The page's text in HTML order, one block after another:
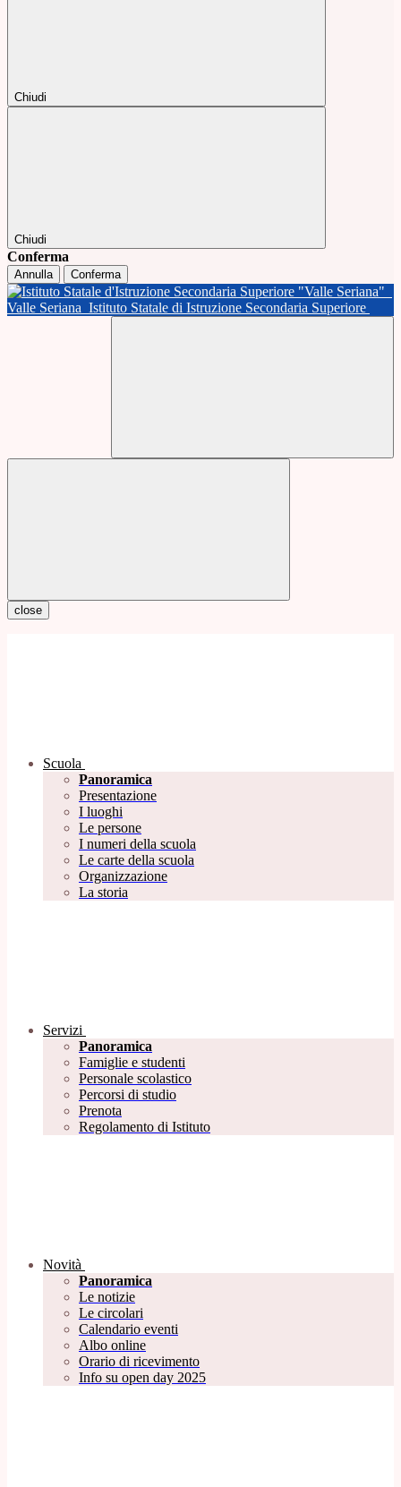
Chiudi
Chiudi
Conferma
Annulla Conferma
Valle Seriana Istituto Statale di Istruzione Secondaria Superiore
close
Scuola
Panoramica
Presentazione
I luoghi
Le persone
I numeri della scuola
Le carte della scuola
Organizzazione
La storia
Servizi
Panoramica
Famiglie e studenti
Personale scolastico
Percorsi di studio
Prenota
Regolamento di Istituto
Novità
Panoramica
Le notizie
Le circolari
Calendario eventi
Albo online
Orario di ricevimento
Info su open day 2025